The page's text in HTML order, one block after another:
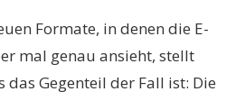
Formate, in denen die E-
mal genau ansieht, stellt
das Gegenteil der Fall ist: Die